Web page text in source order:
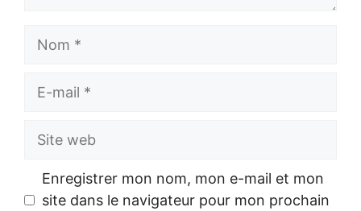
Site
Enregistrer mon nom, mon e-mail et mon
site dans le navigateur pour mon prochain